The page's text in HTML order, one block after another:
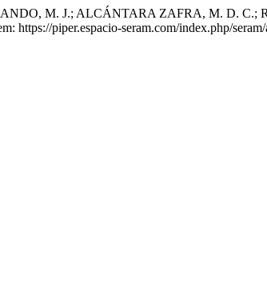
M. J.; ALCÁNTARA ZAFRA, M. D. C.;
https://piper.espacio-seram.com/index.php/